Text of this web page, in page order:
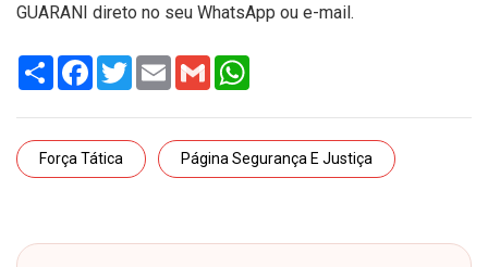
GUARANI direto no seu WhatsApp ou e-mail.
Share Facebook
TwitterEmail Gmail
Força Tática Página Segurança E Justiça